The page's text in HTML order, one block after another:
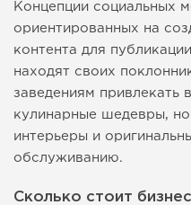
Концепции социальных
ориентированных на
контента для
находят своих
заведениям привлекать
кулинарные шедевры,
интерьеры и
обслуживанию.
Сколько стоит